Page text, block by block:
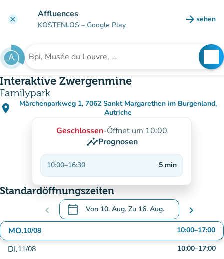
clear Affluences
KOSTENLOS – Google Play arrow_forward sehen
(new
Suche nach einer Einrichtung
Interaktive Zwergenmine
Familypark
place
Märchenparkweg 1, 7062 Sankt Margarethen im Burgenland,
Autriche
(in Google Maps öffnen)
(new tab)
Geschlossen-Öffnet um 10:00
insightsPrognosen
10:00–16:30 5 min
Standardöffnungszeiten
chevron_left calendar_today Von 10. Aug. Zu 16. Aug.
.Öffnen Sie den Kalender, um Daten zu
chevron_right
MO.10/08 10:00–17:00
DI.11/08 10:00–17:00